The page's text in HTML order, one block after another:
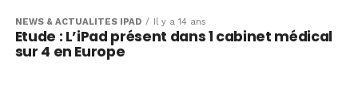
NEWS & ACTUALITÉS IPAD Il y a 14 ans
Etude : L’iPad présent dans 1 cabinet médical
sur 4 en Europe